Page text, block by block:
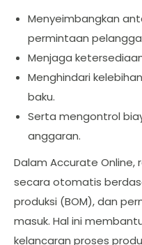
Menyeimbangkan
permintaan
Menjaga
Menghindari
baku.
Serta mengontrol
anggaran.
Dalam Accurate Online,
secara otomatis
produksi (BOM), dan
masuk. Hal ini
kelancaran proses